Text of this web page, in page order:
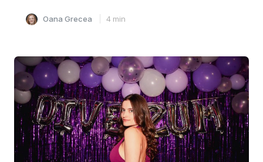
Oana Grecea 4 min